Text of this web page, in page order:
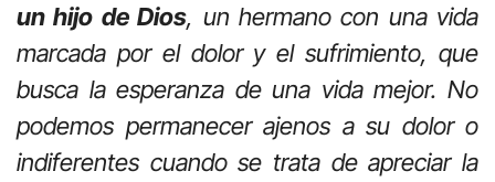
un hijo de Dios, un hermano con una vida
marcada por el dolor y el sufrimiento, que
busca la esperanza de una vida mejor. No
podemos permanecer ajenos a su dolor o
indiferentes cuando se trata de apreciar la